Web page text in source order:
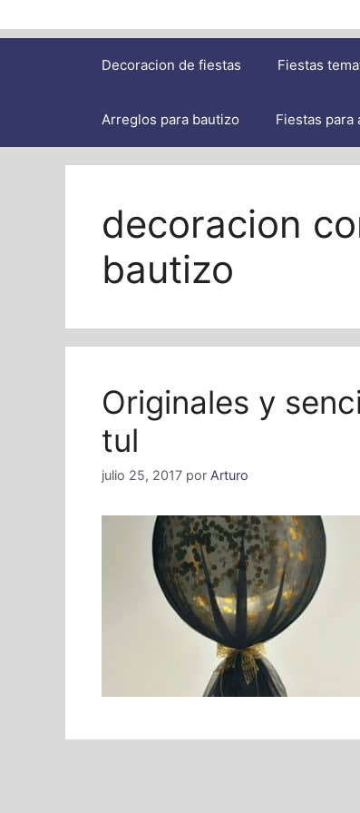
Decoracion de fiestas Fiestas
Arreglos para bautizo Fiestas para
decoracion
bautizo
Originales y
tul
julio 25, 2017 por Arturo